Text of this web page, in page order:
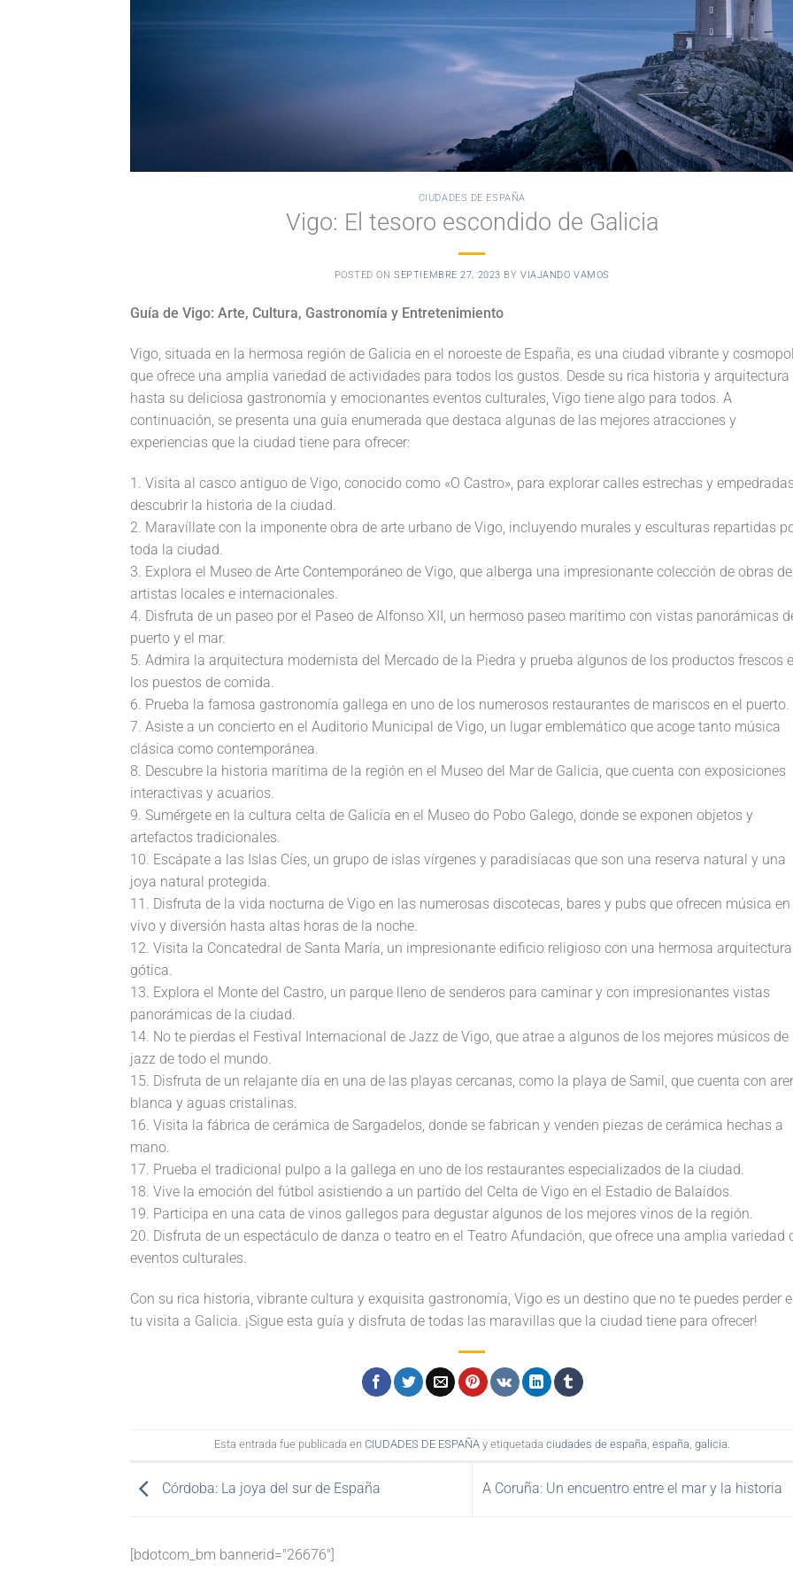
CIUDADES DE ESPAÑA
Vigo: El tesoro escondido de Galicia
POSTED ONSEPTIEMBRE 27, 2023 BYVIAJANDO VAMOS
Guía de Vigo: Arte, Cultura, Gastronomía y Entretenimiento
Vigo, situada en la hermosa región de Galicia en el noroeste de España, es una ciudad vibrante y
que ofrece una amplia variedad de actividades para todos los gustos. Desde su rica historia y arquitectura
hasta su deliciosa gastronomía y emocionantes eventos culturales, Vigo tiene algo para todos. A
continuación, se presenta una guía enumerada que destaca algunas de las mejores atracciones y
experiencias que la ciudad tiene para ofrecer:
1. Visita al casco antiguo de Vigo, conocido como «O Castro», para explorar calles estrechas y
descubrir la historia de la ciudad.
2. Maravíllate con la imponente obra de arte urbano de Vigo, incluyendo murales y esculturas repartidas
toda la ciudad.
3. Explora el Museo de Arte Contemporáneo de Vigo, que alberga una impresionante colección de obras de
artistas locales e internacionales.
4. Disfruta de un paseo por el Paseo de Alfonso XII, un hermoso paseo marítimo con vistas panorámicas
puerto y el mar.
5. Admira la arquitectura modernista del Mercado de la Piedra y prueba algunos de los productos frescos
los puestos de comida.
6. Prueba la famosa gastronomía gallega en uno de los numerosos restaurantes de mariscos en el puerto.
7. Asiste a un concierto en el Auditorio Municipal de Vigo, un lugar emblemático que acoge tanto música
clásica como contemporánea.
8. Descubre la historia marítima de la región en el Museo del Mar de Galicia, que cuenta con exposiciones
interactivas y acuarios.
9. Sumérgete en la cultura celta de Galicia en el Museo do Pobo Galego, donde se exponen objetos y
artefactos tradicionales.
10. Escápate a las Islas Cíes, un grupo de islas vírgenes y paradisíacas que son una reserva natural y una
joya natural protegida.
11. Disfruta de la vida nocturna de Vigo en las numerosas discotecas, bares y pubs que ofrecen música en
vivo y diversión hasta altas horas de la noche.
12. Visita la Concatedral de Santa María, un impresionante edificio religioso con una hermosa arquitectura
gótica.
13. Explora el Monte del Castro, un parque lleno de senderos para caminar y con impresionantes vistas
panorámicas de la ciudad.
14. No te pierdas el Festival Internacional de Jazz de Vigo, que atrae a algunos de los mejores músicos de
jazz de todo el mundo.
15. Disfruta de un relajante día en una de las playas cercanas, como la playa de Samil, que cuenta con
blanca y aguas cristalinas.
16. Visita la fábrica de cerámica de Sargadelos, donde se fabrican y venden piezas de cerámica hechas a
mano.
17. Prueba el tradicional pulpo a la gallega en uno de los restaurantes especializados de la ciudad.
18. Vive la emoción del fútbol asistiendo a un partido del Celta de Vigo en el Estadio de Balaídos.
19. Participa en una cata de vinos gallegos para degustar algunos de los mejores vinos de la región.
20. Disfruta de un espectáculo de danza o teatro en el Teatro Afundación, que ofrece una amplia variedad
eventos culturales.
Con su rica historia, vibrante cultura y exquisita gastronomía, Vigo es un destino que no te puedes perder
tu visita a Galicia. ¡Sigue esta guía y disfruta de todas las maravillas que la ciudad tiene para ofrecer!
Esta entrada fue publicada en CIUDADES DE ESPAÑAy etiquetada ciudades de españa, españa, galicia.
Córdoba: La joya del sur de España A Coruña: Un encuentro entre el mar y la historia
[bdotcom_bm bannerid="26676"]